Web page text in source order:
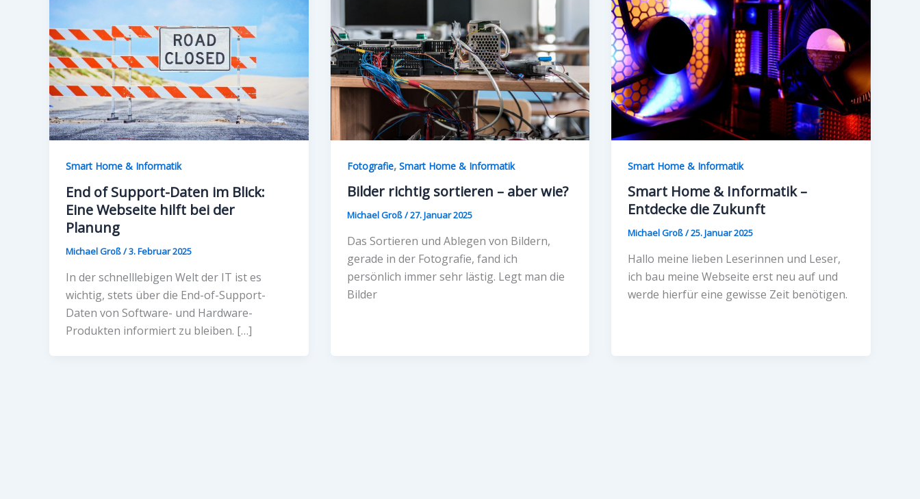
Smart Home & Informatik
End of Support-Daten im Blick:
Eine Webseite hilft bei der
Planung
Michael Groß/3. Februar 2025
In der schnelllebigen Welt der IT ist es
wichtig, stets über die End-of-Support-
Daten von Software- und Hardware-
Produkten informiert zu bleiben. […]
Fotografie, Smart Home & Informatik
Bilder richtig sortieren – aber wie?
Michael Groß/27. Januar 2025
Das Sortieren und Ablegen von Bildern,
gerade in der Fotografie, fand ich
persönlich immer sehr lästig. Legt man die
Bilder
Smart Home & Informatik
Smart Home & Informatik –
Entdecke die Zukunft
Michael Groß/25. Januar 2025
Hallo meine lieben Leserinnen und Leser,
ich bau meine Webseite erst neu auf und
werde hierfür eine gewisse Zeit benötigen.